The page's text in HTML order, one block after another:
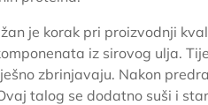
je korak pri proizvodnji
iz sirovog ulja.
zbrinjavaju. Nakon
talog se dodatno suši i